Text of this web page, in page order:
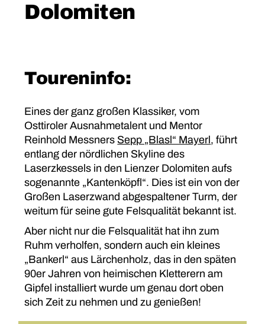
Dolomiten
Toureninfo:
Eines der ganz großen Klassiker, vom
Osttiroler Ausnahmetalent und Mentor
Reinhold Messners Sepp „Blasl“ Mayerl , führt
entlang der nördlichen Skyline des
Laserzkessels in den Lienzer Dolomiten aufs
sogenannte „Kantenköpfl“. Dies ist ein von der
Großen Laserzwand abgespaltener Turm, der
weitum für seine gute Felsqualität bekannt ist.
Aber nicht nur die Felsqualität hat ihn zum
Ruhm verholfen, sondern auch ein kleines
„Bankerl“ aus Lärchenholz, das in den späten
90er Jahren von heimischen Kletterern am
Gipfel installiert wurde um genau dort oben
sich Zeit zu nehmen und zu genießen!